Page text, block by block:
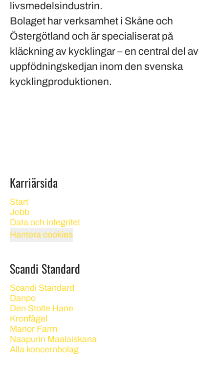
livsmedelsindustrin.
Bolaget har verksamhet i Skåne och
Östergötland och är specialiserat på
kläckning av kycklingar – en central del av
uppfödningskedjan inom den svenska
kycklingproduktionen.
Karriärsida
Start
Jobb
Data och integritet
Hantera cookies
Scandi Standard
Scandi Standard
Danpo
Den Stolte Hane
Kronfågel
Manor Farm
Naapurin Maalaiskana
Alla koncernbolag